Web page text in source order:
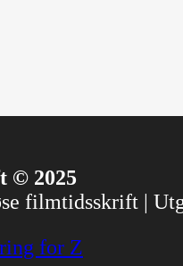
© 2025
filmtidsskrift |
for Z